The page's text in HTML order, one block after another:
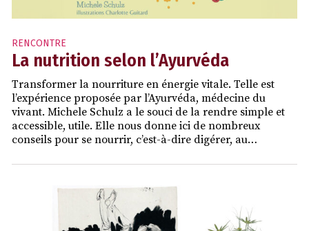
RENCONTRE
La nutrition selon l’Ayurvéda
Transformer la nourriture en énergie vitale. Telle est
l’expérience proposée par l’Ayurvéda, médecine du
vivant. Michele Schulz a le souci de la rendre simple et
accessible, utile. Elle nous donne ici de nombreux
conseils pour se nourrir, c’est-à-dire digérer, au…